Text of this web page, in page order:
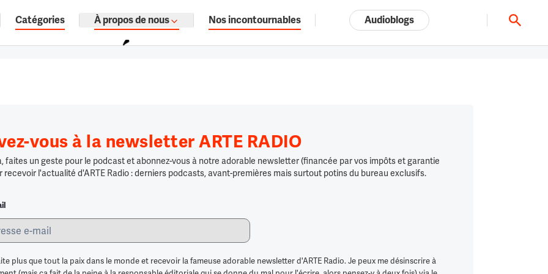
documentaires audio.
Tout l'univers ARTE.tv
Catégories À propos de nous Nos incontournables Audioblogs
vous à la newsletter ARTE RADIO
faites un geste pour le podcast et abonnez-vous à notre adorable newsletter (financée par vos impôts et garantie
recevoir l'actualité d'ARTE Radio : derniers podcasts, avant-premières mais surtout potins du bureau exclusifs.
plus que tout la paix dans le monde et recevoir la fameuse adorable newsletter d'ARTE Radio. Je peux me désinscrire à